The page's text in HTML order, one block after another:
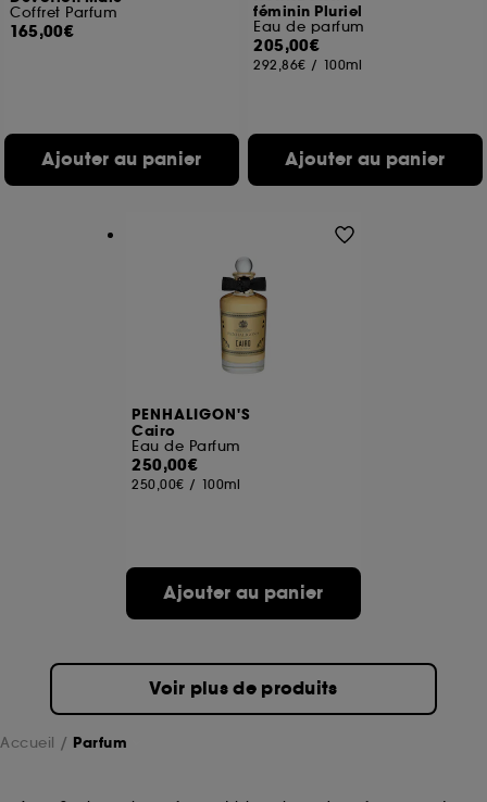
Coffret Parfum
165,00€
Ajouter au panier
féminin Pluriel
Eau de parfum
205,00€
292,86€ / 100ml
Ajouter au panier
PENHALIGON'S
Cairo
Eau de Parfum
250,00€
250,00€ / 100ml
Ajouter au panier
Voir plus de produits
Accueil Parfum